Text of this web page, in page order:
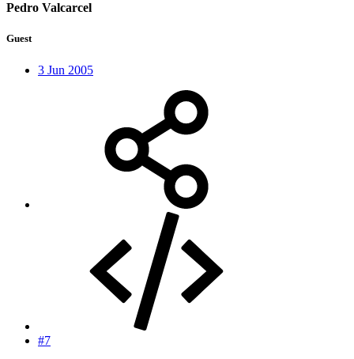
Pedro Valcarcel
Guest
3 Jun 2005
#7